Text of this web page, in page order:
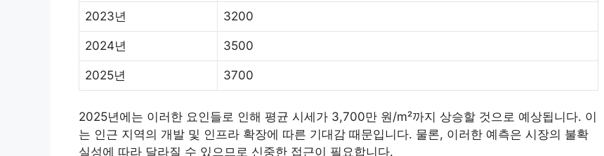
2023년 3200
2024년 3500
2025년 3700
2025년에는 이러한 요인들로 인해 평균 시세가 3,700만 원/m²까지 상승할 것으로 예상됩니다. 이
는 인근 지역의 개발 및 인프라 확장에 따른 기대감 때문입니다. 물론, 이러한 예측은 시장의 불확
실성에 따라 달라질 수 있으므로 신중한 접근이 필요합니다.